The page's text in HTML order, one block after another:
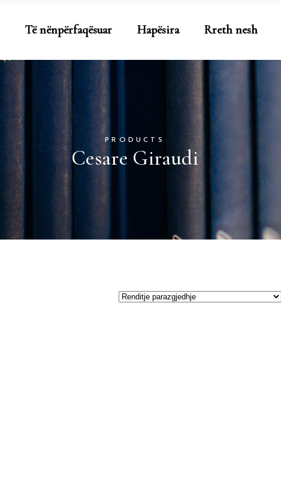
Të nënpërfaqësuar Hapësira Rreth nesh
PRODUCTS
Cesare Giraudi